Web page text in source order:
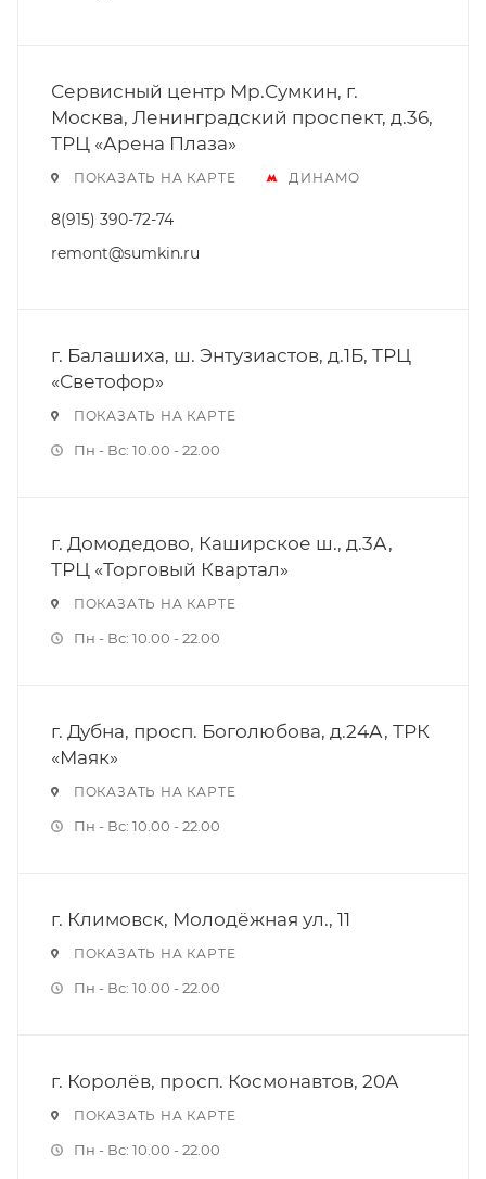
Сервисный центр Мр.Сумкин, г.
Москва, Ленинградский проспект, д.36,
ТРЦ «Арена Плаза»
ПОКАЗАТЬ НА КАРТЕ ДИНАМО
8(915) 390-72-74
remont@sumkin.ru
г. Балашиха, ш. Энтузиастов, д.1Б, ТРЦ
«Светофор»
ПОКАЗАТЬ НА КАРТЕ
Пн - Вс: 10.00 - 22.00
г. Домодедово, Каширское ш., д.3А,
ТРЦ «Торговый Квартал»
ПОКАЗАТЬ НА КАРТЕ
Пн - Вс: 10.00 - 22.00
г. Дубна, просп. Боголюбова, д.24А, ТРК
«Маяк»
ПОКАЗАТЬ НА КАРТЕ
Пн - Вс: 10.00 - 22.00
г. Климовск, Молодёжная ул., 11
ПОКАЗАТЬ НА КАРТЕ
Пн - Вс: 10.00 - 22.00
г. Королёв, просп. Космонавтов, 20А
ПОКАЗАТЬ НА КАРТЕ
Пн - Вс: 10.00 - 22.00